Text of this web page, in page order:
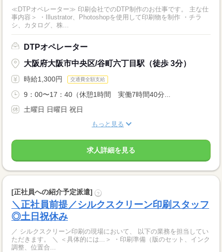
≪DTPオペレーター≫ 印刷会社でのDTP制作のお仕事です。 主な仕
事内容＞ ・Illustrator、Photoshopを使用して印刷物を制作 ・チラ
シ、カタログ、株...
DTPオペレーター
大阪府大阪市中央区/谷町六丁目駅（徒歩 3分）
時給1,300円 交通費全額支給
9：00〜17：40（休憩1時間 実働7時間40分...
土曜日 日曜日 祝日
もっと見る
求人詳細を見る
[正社員への紹介予定派遣] ?
＼正社員前提／シルクスクリーン印刷スタッフ
◎土日祝休み
／ シルクスクリーン印刷の現場において、 以下の業務を担当してい
ただきます。 ＼ ＜具体的には...＞ ・印刷準備（版のセット、インク
調整、位置合...